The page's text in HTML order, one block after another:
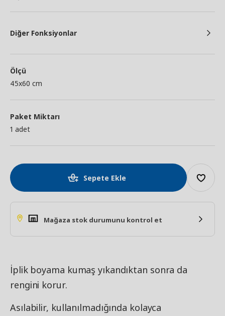
Diğer Fonksiyonlar
Ölçü
45x60 cm
Paket Miktarı
1 adet
Sepete Ekle
Mağaza stok durumunu kontrol et
İplik boyama kumaş yıkandıktan sonra da
rengini korur.
Asılabilir, kullanılmadığında kolayca